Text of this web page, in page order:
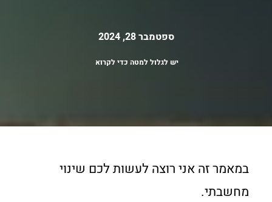
ספטמבר 28, 2024
יש לגלול למטה כדי לקרוא
במאמר זה אני רוצה לעשות לכם שינוי
מחשבתי.